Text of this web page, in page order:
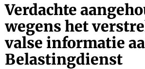
Verdachte
wegens het
valse informatie
Belastingdienst